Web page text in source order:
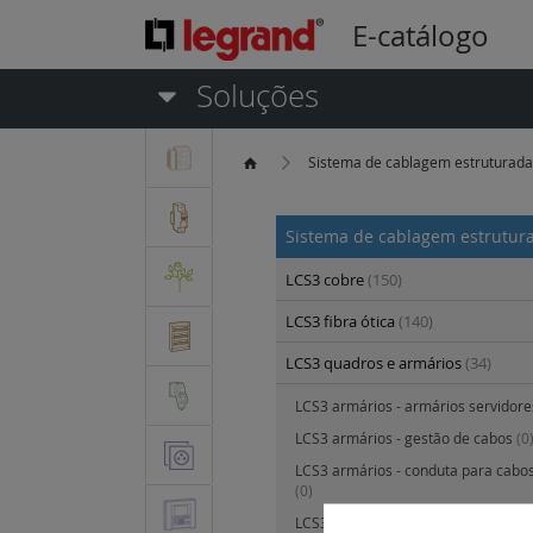
E-catálogo
Soluções
Sistema de cablagem estruturada
Sistema de cablagem
LCS3 cobre(150)
LCS3 fibra ótica (140)
LCS3 quadros e armários(34)
LCS3 armários - armários
LCS3 armários - gestão de cabos (0)
LCS3 armários - conduta para
(0)
LCS3 armários - ponte para cabos e